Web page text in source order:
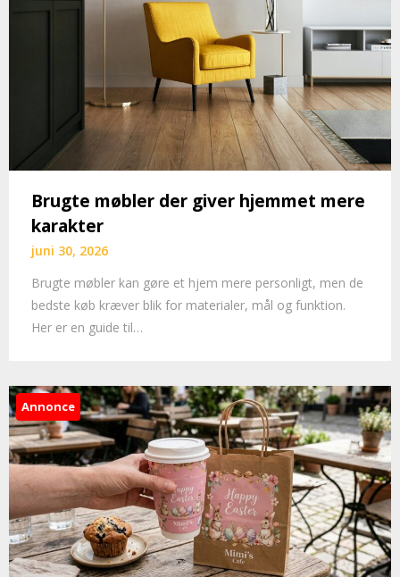
Brugte møbler der giver hjemmet mere
karakter
juni 30, 2026
Brugte møbler kan gøre et hjem mere personligt, men de
bedste køb kræver blik for materialer, mål og funktion.
Her er en guide til…
Annonce